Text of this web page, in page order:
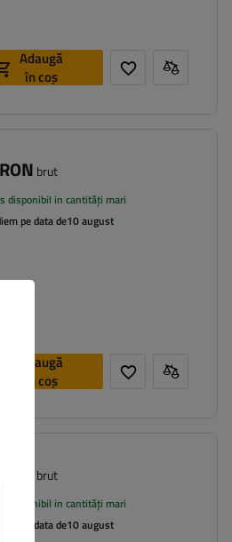
Adaugă
în coș
brut
disponibil in cantități mari
pe data de10 august
Adaugă
în coș
brut
disponibil in cantități mari
pe data de10 august